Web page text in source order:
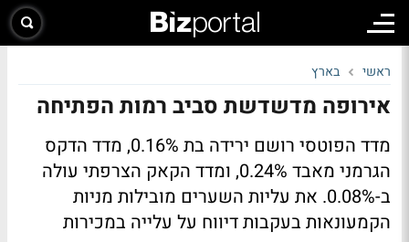
ראשי בארץ
אירופה מדשדשת סביב רמות הפתיחה
מדד הפוטסי רושם ירידה בת 0.16%, מדד הדקס
הגרמני מאבד 0.24%, ומדד הקאק הצרפתי עולה
ב-0.08%. את עליות השערים מובילות מניות
הקמעונאות בעקבות דיווח על עלייה במכירות